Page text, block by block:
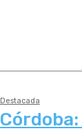
Destacada